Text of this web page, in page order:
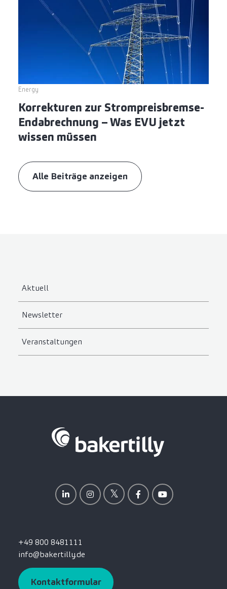
Energy
Korrekturen zur Strompreisbremse-
Endabrechnung – Was EVU jetzt
wissen müssen
Alle Beiträge anzeigen
Aktuell
Newsletter
Veranstaltungen
+49 800 8481111
info@bakertilly.de
Kontaktformular